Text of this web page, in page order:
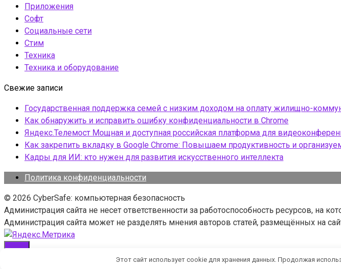
Приложения
Софт
Социальные сети
Стим
Техника
Техника и оборудование
Свежие записи
Государственная поддержка семей с низким доходом на оплату жилищно-
Как обнаружить и исправить ошибку конфиденциальности в Chrome
Яндекс.Телемост Мощная и доступная российская платформа для
Как закрепить вкладку в Google Chrome: Повышаем продуктивность и
Кадры для ИИ: кто нужен для развития искусственного интеллекта
Политика конфиденциальности
© 2026 CyberSafe: компьютерная безопасность
Администрация сайта не несет ответственности за работоспособность ресурсов,
Администрация сайта может не разделять мнения авторов статей, размещённых на
Этот сайт использует cookie для хранения данных. Продолжая